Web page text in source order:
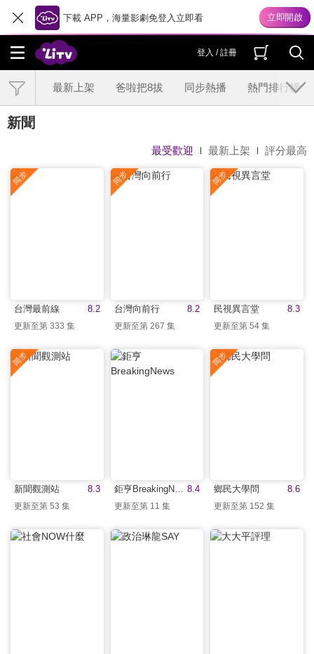
下載 APP，海量影劇免登入立即看
登入 / 註冊
最新上架 爸啦把8拔 同步熱播 熱門排行榜
新聞
最受歡迎 最新上架 評分最高
8.2
台灣最前線
更新至第 333 集
8.2
台灣向前行
更新至第 267 集
8.3
民視異言堂
更新至第 54 集
8.3
新聞觀測站
更新至第 53 集
8.4
鉅亨BreakingNews
更新至第 11 集
8.6
鄉民大學問
更新至第 152 集